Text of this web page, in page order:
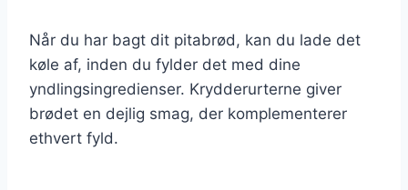
Når du har bagt dit pitabrød, kan du lade det
køle af, inden du fylder det med dine
yndlingsingredienser. Krydderurterne giver
brødet en dejlig smag, der komplementerer
ethvert fyld.